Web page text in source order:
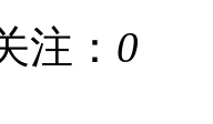
注： 0